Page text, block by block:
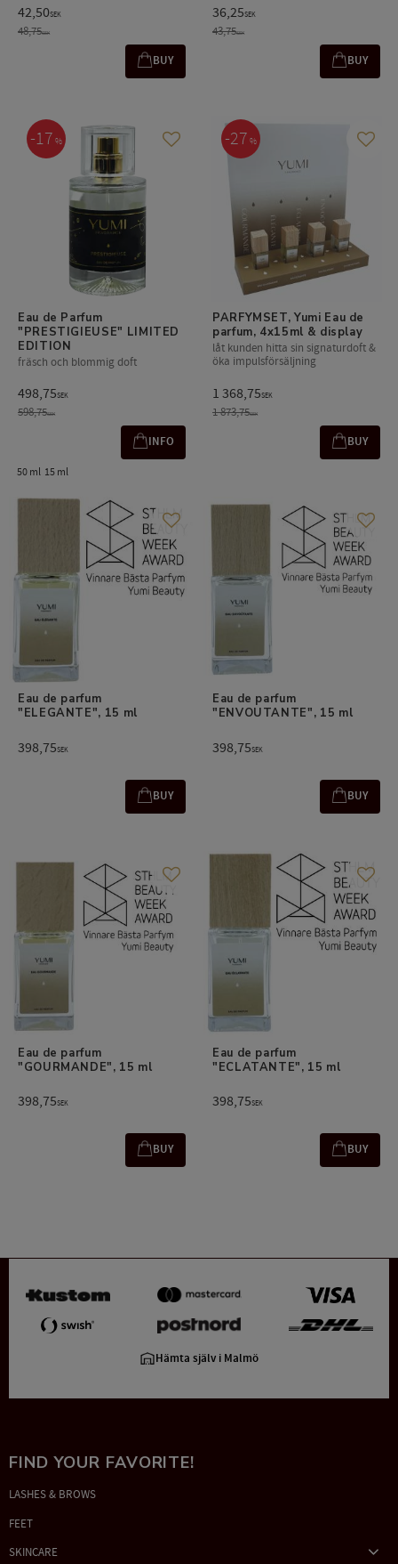
42,50SEK
48,75SEK
BUY
36,25SEK
43,75SEK
BUY
Eau de Parfum
"PRESTIGIEUSE" LIMITED
EDITION
fräsch och blommig doft
498,75SEK
598,75SEK
17 % Add to favorites
INFO
50 ml 15 ml
PARFYMSET, Yumi Eau de
parfum, 4x15ml & display
låt kunden hitta sin signaturdoft &
öka impulsförsäljning
1 368,75SEK
1 873,75SEK
27 % Add
BUY
Eau de parfum
"ELEGANTE", 15 ml
398,75SEK
Add to favorites
BUY
Eau de parfum
"ENVOUTANTE", 15 ml
398,75SEK
Add
BUY
Eau de parfum
"GOURMANDE", 15 ml
398,75SEK
Add to favorites
BUY
Eau de parfum
"ECLATANTE", 15 ml
398,75SEK
Add
BUY
Hämta själv i Malmö
FIND YOUR FAVORITE!
LASHES & BROWS
FEET
SKINCARE